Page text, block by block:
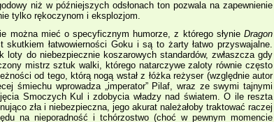
niż w późniejszych odsłonach ton pozwala na zapewnienie
tylko rękoczynom i eksplozjom.
można mieć o specyficznym humorze, z którego słynie Dragon
skutkiem łatwowierności Goku i są to żarty łatwo przyswajalne.
loty do niebezpiecznie koszarowych standardów, zwłaszcza gdy
mistrz sztuk walki, którego natarczywe zaloty równie często
od tego, którą nogą wstał z łóżka reżyser (względnie autor
śmiechu wprowadza „imperator” Pilaf, wraz ze swymi tajnymi
Smoczych Kul i zdobycia władzy nad światem. O ile reszta
zła i niebezpieczna, jego akurat należałoby traktować raczej
na nieporadność i tchórzostwo (choć w pewnym momencie